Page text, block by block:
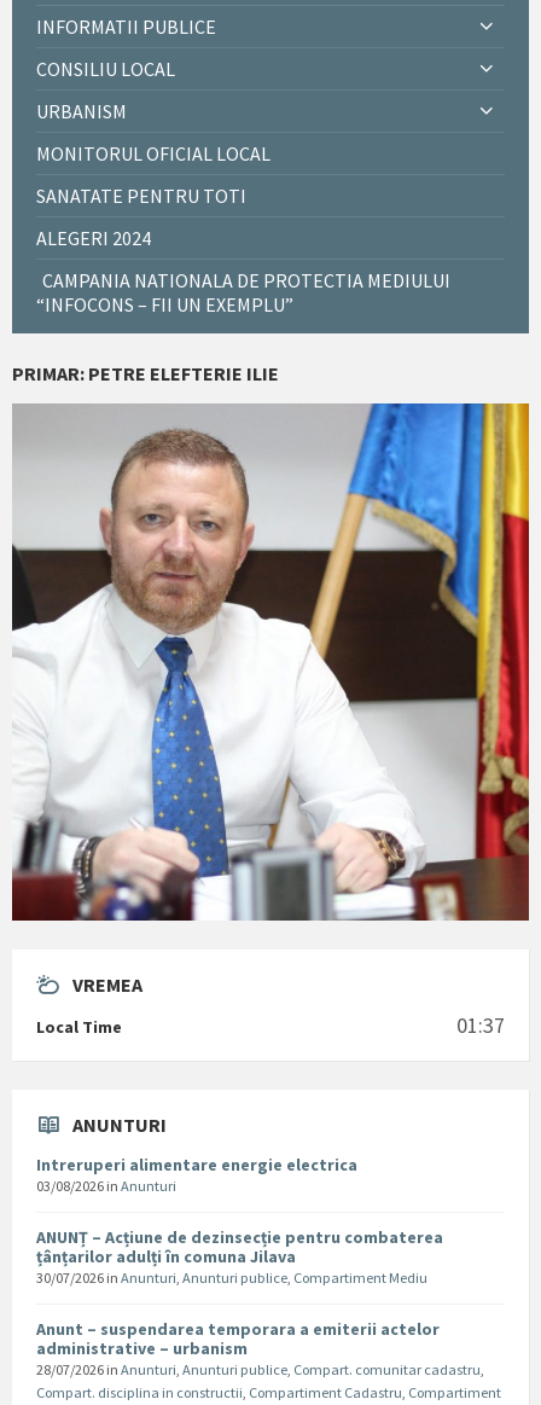
INFORMATII PUBLICE
CONSILIU LOCAL
URBANISM
MONITORUL OFICIAL LOCAL
SANATATE PENTRU TOTI
ALEGERI 2024
CAMPANIA NATIONALA DE PROTECTIA MEDIULUI
“INFOCONS – FII UN EXEMPLU”
PRIMAR: PETRE ELEFTERIE ILIE
VREMEA
Local Time 01:37
ANUNTURI
Intreruperi alimentare energie electrica
03/08/2026 in Anunturi
ANUNȚ – Acțiune de dezinsecție pentru combaterea
țânțarilor adulți în comuna Jilava
30/07/2026 in Anunturi, Anunturi publice, Compartiment Mediu
Anunt – suspendarea temporara a emiterii actelor
administrative – urbanism
28/07/2026 in Anunturi, Anunturi publice, Compart. comunitar cadastru,
Compart. disciplina in constructii, Compartiment Cadastru, Compartiment